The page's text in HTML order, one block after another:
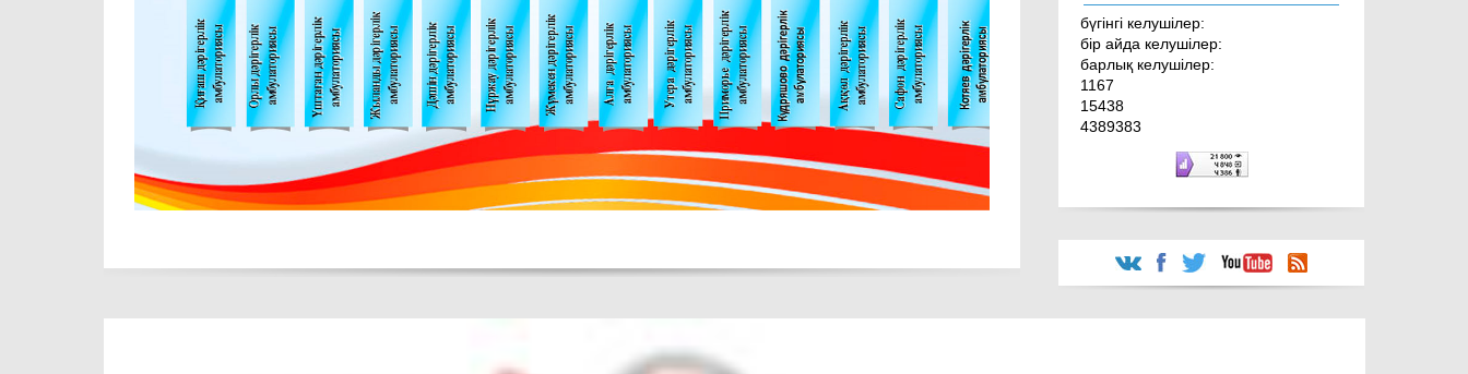
бүгінгі келушілер:
бір айда келушілер:
барлық келушілер:
1167
15438
4389383